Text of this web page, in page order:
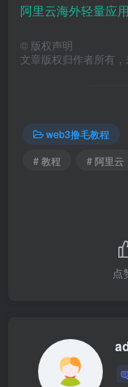
阿里云海外轻量应
© 版权声明
文章版权归作者所有，
web3撸毛教程
# 教程
# 阿里云
点